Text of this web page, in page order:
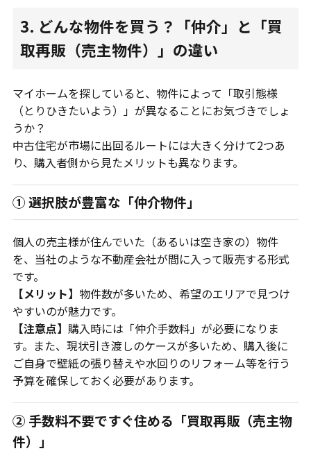
3. どんな物件を買う？「仲介」と「買
取再販（売主物件）」の違い
マイホームを探していると、物件によって「取引態様
（とりひきたいよう）」が異なることにお気づきでしょ
うか？
中古住宅が市場に出回るルートには大きく分けて2つあ
り、購入者側から見たメリットも異なります。
① 選択肢が豊富な「仲介物件」
個人の売主様が住んでいた（あるいは空き家の）物件
を、当社のような不動産会社が間に入って販売する形式
です。
【メリット】 物件数が多いため、希望のエリアで見つけ
やすいのが魅力です。
【注意点】 購入時には「仲介手数料」が必要になりま
す。また、現状引き渡しのケースが多いため、購入後に
ご自身で壁紙の張り替えや水回りのリフォーム等を行う
予算を確保しておく必要があります。
② 手数料不要ですぐ住める「買取再販（売主物
件）」